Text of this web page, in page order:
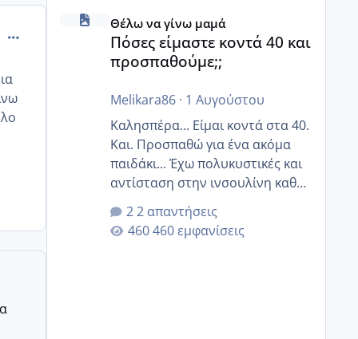
comment_830306
Πόσες είμαστε κοντά 40 και προσπαθούμε;;
Θέλω να γίνω μαμά
Πόσες είμαστε κοντά 40 και
προσπαθούμε;;
Melikara86· 1 Αυγούστου
Καλησπέρα... Είμαι κοντά στα 40.
Και. Προσπαθώ για ένα ακόμα
παιδάκι... Έχω πολυκυστικές και
αντίσταση στην ινσουλίνη καθώς
και χάσιμοτο! Έχω λίγα κιλά
παραπάνω και όσο κ αν
προσπαθώ δεν χάνω εύκολα!
2 απαντήσεις
460 εμφανίσεις